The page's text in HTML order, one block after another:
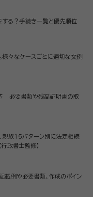
する？手続き一覧と優先順位
様々なケースごとに適切な文例
必要書類や残高証明書の取
親族15パターン別に法定相続
政書士監修】
載例や必要書類、作成のポイン